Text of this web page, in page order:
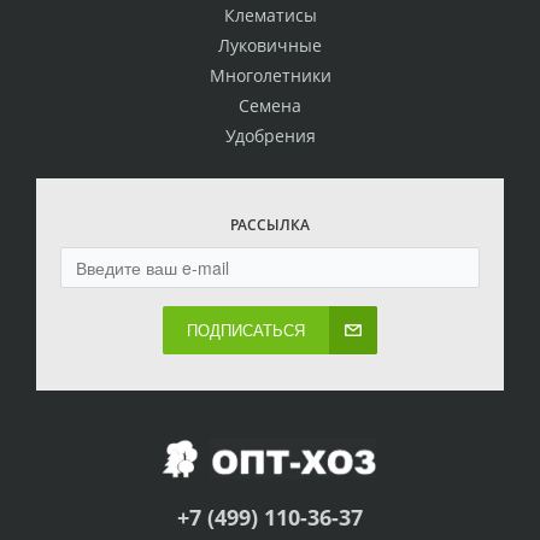
Клематисы
Луковичные
Многолетники
Семена
Удобрения
РАССЫЛКА
ПОДПИСАТЬСЯ
+7 (499) 110-36-37